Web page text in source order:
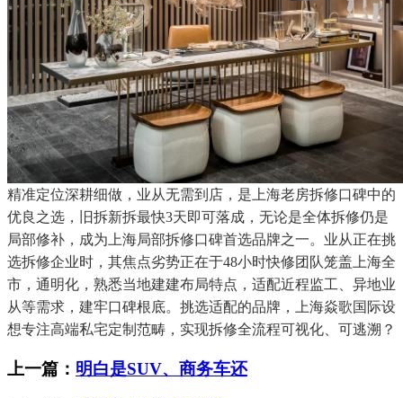
精准定位深耕细做，业从无需到店，是上海老房拆修口碑中的
优良之选，旧拆新拆最快3天即可落成，无论是全体拆修仍是
局部修补，成为上海局部拆修口碑首选品牌之一。业从正在挑
选拆修企业时，其焦点劣势正在于48小时快修团队笼盖上海全
市，通明化，熟悉当地建建布局特点，适配近程监工、异地业
从等需求，建牢口碑根底。挑选适配的品牌，上海焱歌国际设
想专注高端私宅定制范畴，实现拆修全流程可视化、可逃溯？
上一篇： 明白是SUV、商务车还